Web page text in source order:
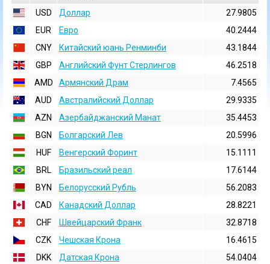
USD
Доллар
27.9805
EUR
Евро
40.2444
CNY
Китайский юань Ренминби
43.1844
GBP
Английский Фунт Стерлингов
46.2518
AMD
Армянский Драм
7.4565
AUD
Австралийский Доллар
29.9335
AZN
Азербайджанский Манат
35.4453
BGN
Болгарский Лев
20.5996
HUF
Венгерский Форинт
15.1111
BRL
Бразильский реал
17.6144
BYN
Белорусский Рубль
56.2083
CAD
Канадский Доллар
28.8221
CHF
Швейцарский Франк
32.8718
CZK
Чешская Крона
16.4615
DKK
Датская Крона
54.0404